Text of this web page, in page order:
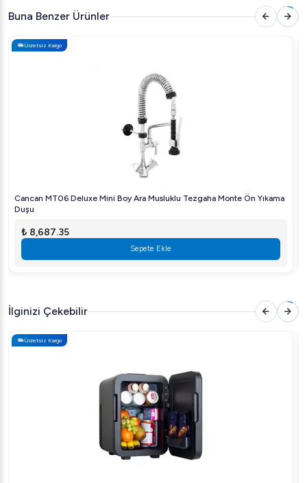
işletmenize kalite ve güvenilirlik sunar. Yüksek verimliliği ve
makinesi, sektör lideri Brema garantisi ile geliyor.
Neden Brema CB 416 HC B-QUBE Tercih Etmelisiniz?
Güvenilir Kullanım:Brema kalitesi ile güvenilir buz
Zamandan Tasarruf:Otomatik özellikleri sayesinde
Hijyenik:
İhtiyaçlarınıza uygun yüksek performanslı bir buz makinesi
arıyorsanız, Brema CB 416 HC B-QUBE sizin için
Buna Benzer Ürünler
Ücretsiz Kargo
Cancan MT06 Deluxe Mini Boy Ara Musluklu Tezgaha Monte Ön Yıkama
Duşu
₺ 8,687.35
Sepete Ekle
İlginizi Çekebilir
Ücretsiz Kargo